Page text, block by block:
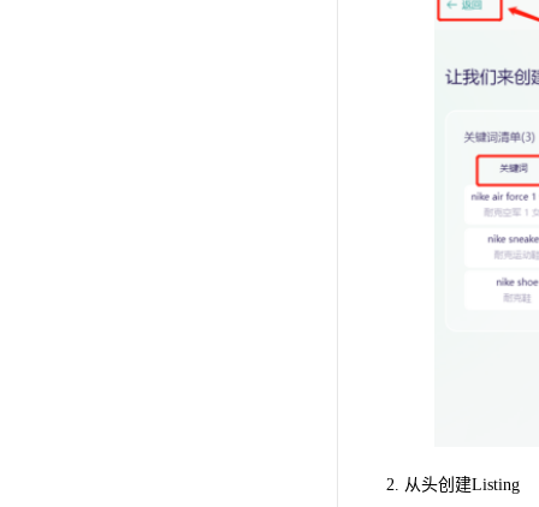
2. 从头创建Listing